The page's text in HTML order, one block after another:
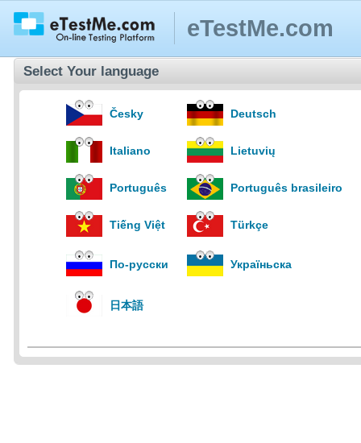
eTestMe.com
Select Your language
Česky Deutsch
Italiano Lietuvių
Português Português brasileiro
Tiếng Việt Türkçe
По-русски Україньска
日本語